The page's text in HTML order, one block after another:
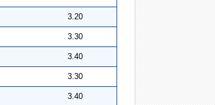
3.20
3.30
3.40
3.30
3.40